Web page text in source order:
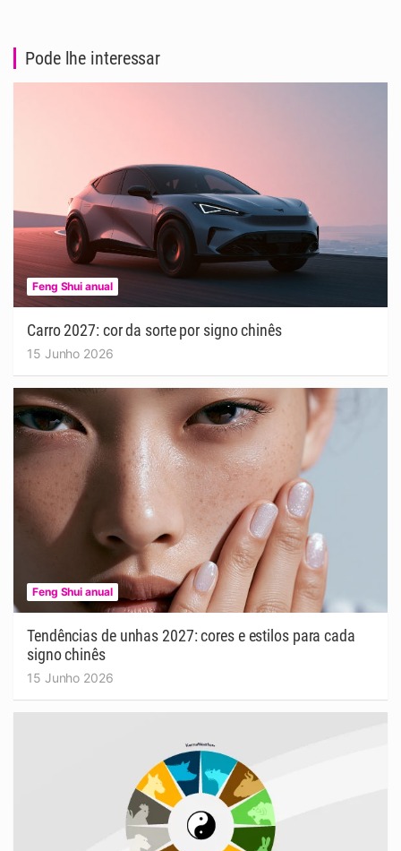
Pode lhe interessar
Feng Shui anual
Carro 2027: cor da sorte por signo chinês
15 Junho 2026
Feng Shui anual
Tendências de unhas 2027: cores e estilos para cada
signo chinês
15 Junho 2026